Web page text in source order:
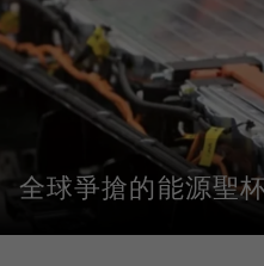
全球爭搶的能源聖